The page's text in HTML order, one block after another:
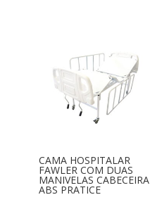
CAMA HOSPITALAR
FAWLER COM DUAS
MANIVELAS CABECEIRA
ABS PRATICE